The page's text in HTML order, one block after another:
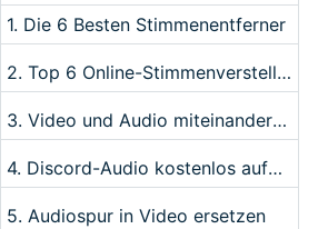
1. Die 6 Besten Stimmenentferner
2. Top 6 Online-Stimmenversteller
3. Video und Audio miteinander verbinden
4. Discord-Audio kostenlos aufnehmen
5. Audiospur in Video ersetzen